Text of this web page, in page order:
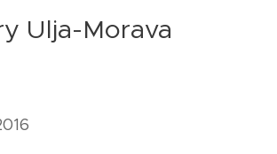
Ulja-Morava